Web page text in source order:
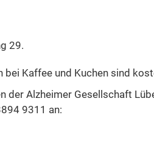
29.
Kaffee und Kuchen sind
der Alzheimer Gesellschaft
9311 an: